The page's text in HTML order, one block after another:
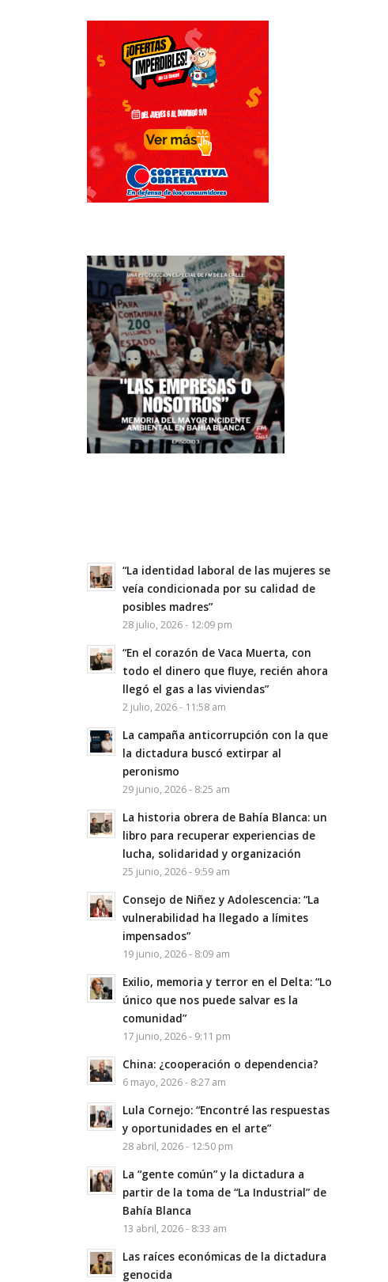
“La identidad laboral de las mujeres se
veía condicionada por su calidad de
posibles madres”
28 julio, 2026 - 12:09 pm
“En el corazón de Vaca Muerta, con
todo el dinero que fluye, recién ahora
llegó el gas a las viviendas”
2 julio, 2026 - 11:58 am
La campaña anticorrupción con la que
la dictadura buscó extirpar al
peronismo
29 junio, 2026 - 8:25 am
La historia obrera de Bahía Blanca: un
libro para recuperar experiencias de
lucha, solidaridad y organización
25 junio, 2026 - 9:59 am
Consejo de Niñez y Adolescencia: “La
vulnerabilidad ha llegado a límites
impensados”
19 junio, 2026 - 8:09 am
Exilio, memoria y terror en el Delta: “Lo
único que nos puede salvar es la
comunidad”
17 junio, 2026 - 9:11 pm
China: ¿cooperación o dependencia?
6 mayo, 2026 - 8:27 am
Lula Cornejo: “Encontré las respuestas
y oportunidades en el arte”
28 abril, 2026 - 12:50 pm
La “gente común” y la dictadura a
partir de la toma de “La Industrial” de
Bahía Blanca
13 abril, 2026 - 8:33 am
Las raíces económicas de la dictadura
genocida